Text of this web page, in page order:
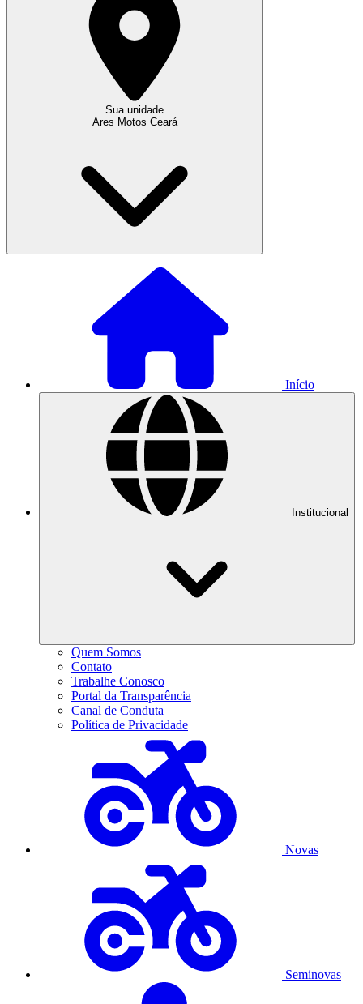
Sua unidade
Ares Motos Ceará
Início
Institucional
Quem Somos
Contato
Trabalhe Conosco
Portal da Transparência
Canal de Conduta
Política de Privacidade
Novas
Seminovas